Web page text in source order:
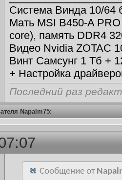
Система Винда 10/64
Мать MSI B450-A
core), память DDR4
Видео Nvidia ZOTAC
Винт Самсунг 1 Тб +
+ Настройка
Последний раз
Napalm75:
Сообщение от